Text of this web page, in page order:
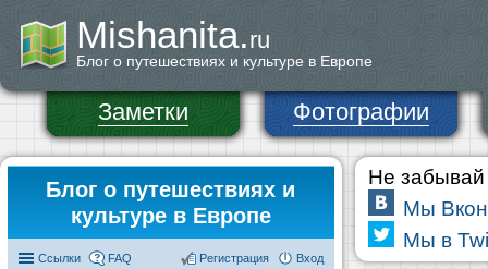
Mishanita.ru
Блог о путешествиях и культуре в Европе
Заметки Фотографии
Блог о путешествиях и
культуре в Европе
Ссылки FAQ Вход
Регистрация
Не забывай
Мы
Мы в